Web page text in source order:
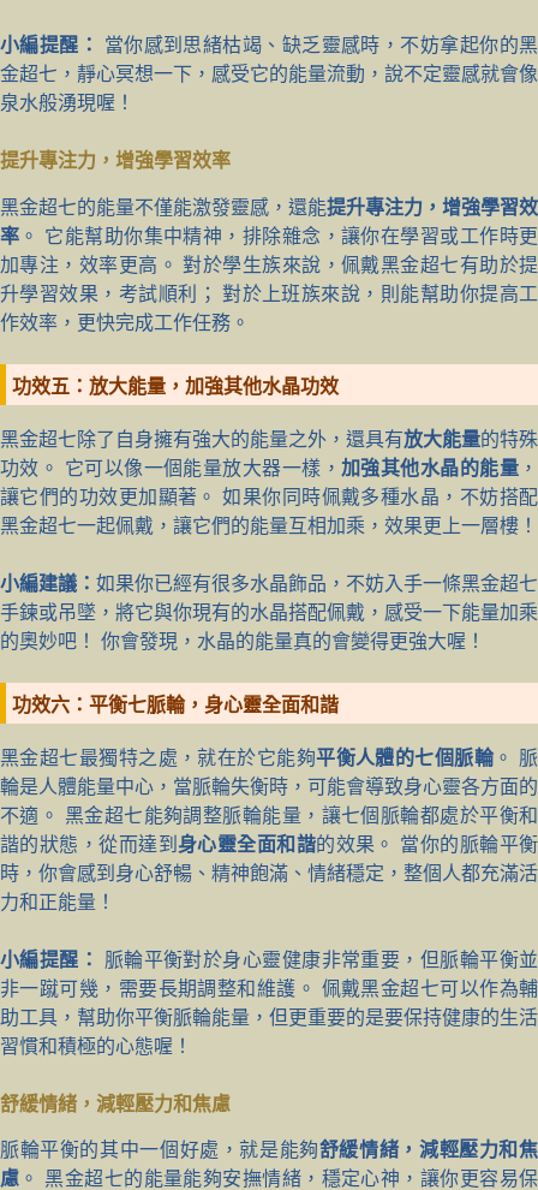
小編提醒：
當你感到思緒枯竭、缺乏靈感時，不妨拿起你的黑
金超七，靜心冥想一下，感受它的能量流動，說不定靈感就會像
泉水般湧現喔！
提升專注力，增強學習效率
黑金超七的能量不僅能激發靈感，還能提升專注力，增強學習效
率 。 它能幫助你集中精神，排除雜念，讓你在學習或工作時更
加專注，效率更高。 對於學生族來說，佩戴黑金超七有助於提
升學習效果，考試順利； 對於上班族來說，則能幫助你提高工
作效率，更快完成工作任務。
功效五：放大能量，加強其他水晶功效
黑金超七除了自身擁有強大的能量之外，還具有放大能量的特殊
功效。 它可以像一個能量放大器一樣， 加強其他水晶的能量 ，
讓它們的功效更加顯著。 如果你同時佩戴多種水晶，不妨搭配
黑金超七一起佩戴，讓它們的能量互相加乘，效果更上一層樓！
小編建議： 如果你已經有很多水晶飾品，不妨入手一條黑金超七
手鍊或吊墜，將它與你現有的水晶搭配佩戴，感受一下能量加乘
的奧妙吧！ 你會發現，水晶的能量真的會變得更強大喔！
功效六：平衡七脈輪，身心靈全面和諧
黑金超七最獨特之處，就在於它能夠平衡人體的七個脈輪 。 脈
輪是人體能量中心，當脈輪失衡時，可能會導致身心靈各方面的
不適。 黑金超七能夠調整脈輪能量，讓七個脈輪都處於平衡和
諧的狀態，從而達到 身心靈全面和諧的效果。 當你的脈輪平衡
時，你會感到身心舒暢、精神飽滿、情緒穩定，整個人都充滿活
力和正能量！
小編提醒：
脈輪平衡對於身心靈健康非常重要，但脈輪平衡並
非一蹴可幾，需要長期調整和維護。 佩戴黑金超七可以作為輔
助工具，幫助你平衡脈輪能量，但更重要的是要保持健康的生活
習慣和積極的心態喔！
舒緩情緒，減輕壓力和焦慮
脈輪平衡的其中一個好處，就是能夠舒緩情緒，減輕壓力和焦
慮 。 黑金超七的能量能夠安撫情緒，穩定心神，讓你更容易保